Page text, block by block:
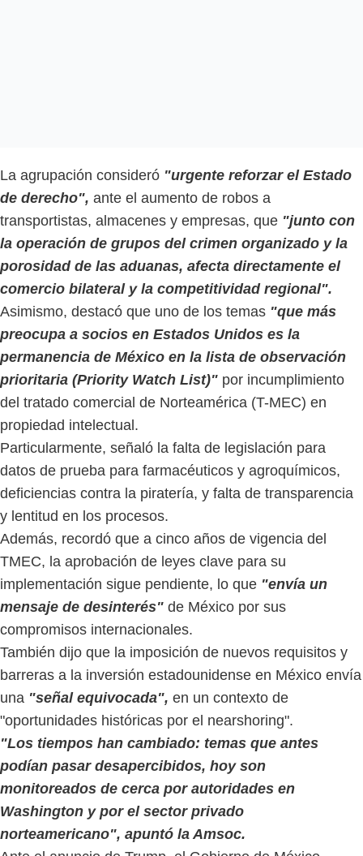
La agrupación consideró "urgente reforzar el Estado
de derecho", ante el aumento de robos a
transportistas, almacenes y empresas, que "junto con
la operación de grupos del crimen organizado y la
porosidad de las aduanas, afecta directamente el
comercio bilateral y la competitividad regional".
Asimismo, destacó que uno de los temas "que más
preocupa a socios en Estados Unidos es la
permanencia de México en la lista de observación
prioritaria (Priority Watch List)" por incumplimiento
del tratado comercial de Norteamérica (T-MEC) en
propiedad intelectual.
Particularmente, señaló la falta de legislación para
datos de prueba para farmacéuticos y agroquímicos,
deficiencias contra la piratería, y falta de transparencia
y lentitud en los procesos.
Además, recordó que a cinco años de vigencia del
TMEC, la aprobación de leyes clave para su
implementación sigue pendiente, lo que "envía un
mensaje de desinterés" de México por sus
compromisos internacionales.
También dijo que la imposición de nuevos requisitos y
barreras a la inversión estadounidense en México envía
una "señal equivocada", en un contexto de
"oportunidades históricas por el nearshoring".
"Los tiempos han cambiado: temas que antes
podían pasar desapercibidos, hoy son
monitoreados de cerca por autoridades en
Washington y por el sector privado
norteamericano", apuntó la Amsoc.